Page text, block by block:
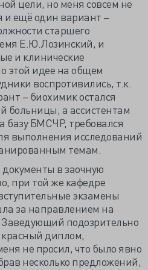
цели, но меня совсем не
и ещё один вариант –
старшего
Е.Ю.Лозинский, и
и клинические
этой идее на общем
воспротивились, т.к.
– биохимик остался
больницы, а ассистентам
БМСЧР, требовался
выполнения исследований
темам.
в заочную
при той же кафедре
экзамены
за направлением на
Заведующий подозрительно
диплом,
не просил, что было явно
несколько предложений,